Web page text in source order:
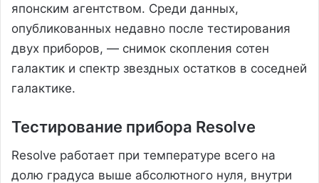
японским агентством. Среди данных,
опубликованных недавно после тестирования
двух приборов, — снимок скопления сотен
галактик и спектр звездных остатков в соседней
галактике.
Тестирование прибора Resolve
Resolve работает при температуре всего на
долю градуса выше абсолютного нуля, внутри